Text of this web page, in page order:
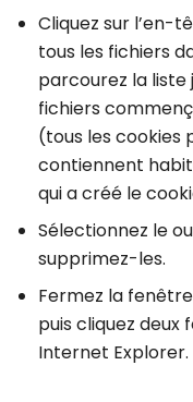
Cliquez sur l’en-
tous les fichiers
parcourez la liste
fichiers
(tous les cookies
contiennent
qui a créé le
Sélectionnez le
supprimez-les.
Fermez la
puis cliquez deux
Internet Explorer.